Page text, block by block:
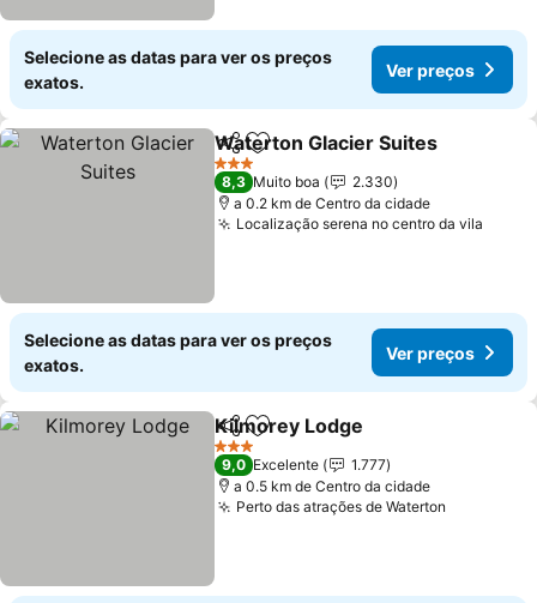
Selecione as datas para ver os preços
exatos.
Ver preços
PartilharAdicionar aos favoritos
Waterton Glacier Suites
3 Estrelas
8,3 Muito boa
2.330
a 0.2 km de Centro da cidade
Localização serena no centro da vila
Selecione as datas para ver os preços
exatos.
Ver preços
PartilharAdicionar aos favoritos
Kilmorey Lodge
3 Estrelas
9,0 Excelente
1.777
a 0.5 km de Centro da cidade
Perto das atrações de Waterton